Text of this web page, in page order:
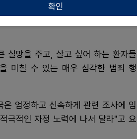
과 모욕"이라며 "개인의 자유의사를
실망을 주고, 살고 싶어 하는 환자들
미칠 수 있는 매우 심각한 범죄 행
엄정하고 신속하게 관련 조사에 임
극적인 자정 노력에 나서 달라"고 요
확인